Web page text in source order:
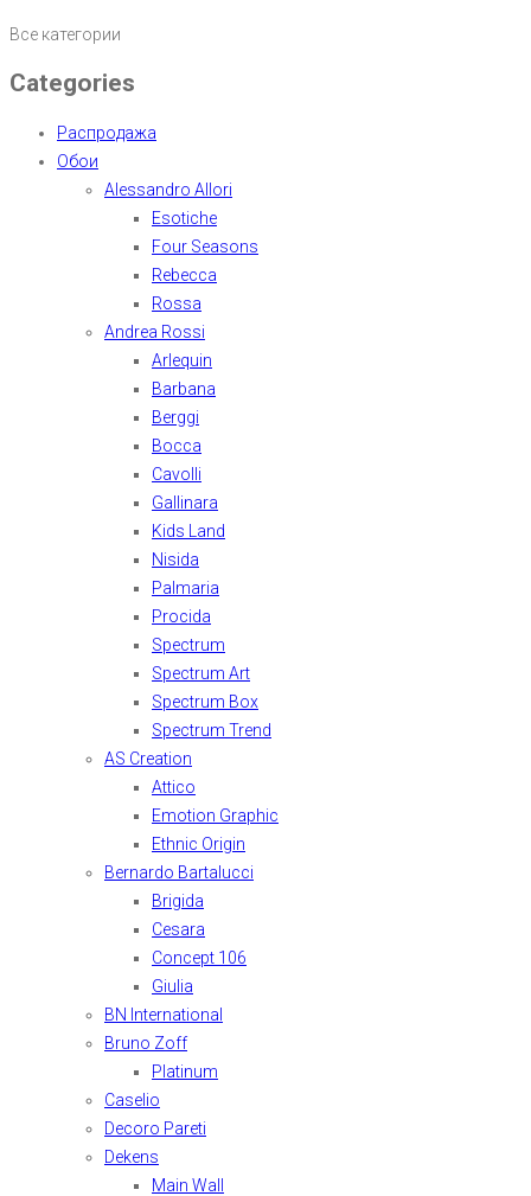
Все категории
Categories
Распродажа
Обои
Alessandro Allori
Esotiche
Four Seasons
Rebecca
Rossa
Andrea Rossi
Arlequin
Barbana
Berggi
Bocca
Cavolli
Gallinara
Kids Land
Nisida
Palmaria
Procida
Spectrum
Spectrum Art
Spectrum Box
Spectrum Trend
AS Creation
Attico
Emotion Graphic
Ethnic Origin
Bernardo Bartalucci
Brigida
Cesara
Concept 106
Giulia
BN International
Bruno Zoff
Platinum
Caselio
Decoro Pareti
Dekens
Main Wall